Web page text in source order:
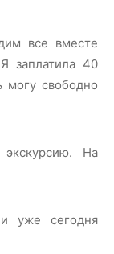
все вместе
заплатила 40
могу свободно
На
уже сегодня